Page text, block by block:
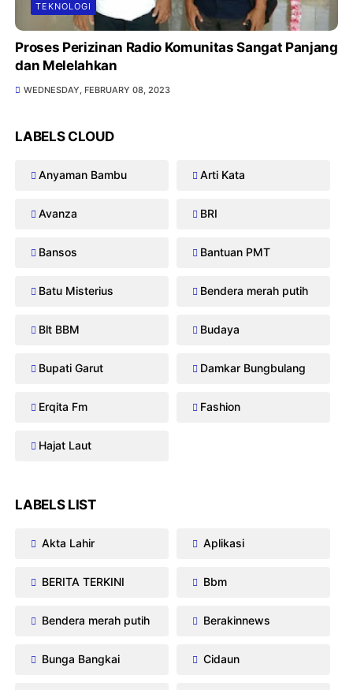
TEKNOLOGI
Proses Perizinan Radio Komunitas Sangat Panjang
dan Melelahkan
WEDNESDAY, FEBRUARY 08, 2023
LABELS CLOUD
Anyaman Bambu Arti Kata
Avanza BRI
Bansos Bantuan PMT
Batu Misterius Bendera merah putih
Blt BBM Budaya
Bupati Garut Damkar Bungbulang
Erqita Fm Fashion
Hajat Laut
LABELS LIST
Akta Lahir Aplikasi
BERITA TERKINI Bbm
Bendera merah putih Berakinnews
Bunga Bangkai Cidaun